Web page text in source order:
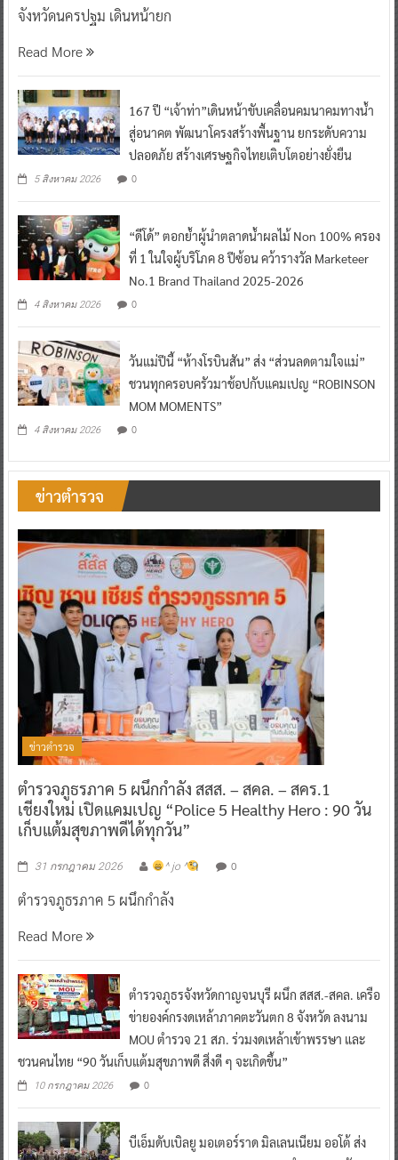
จังหวัดนครปฐม เดินหน้ายก
Read More
167 ปี “เจ้าท่า”เดินหน้าขับเคลื่อนคมนาคมทางน้ำ
สู่อนาคต พัฒนาโครงสร้างพื้นฐาน ยกระดับความ
ปลอดภัย สร้างเศรษฐกิจไทยเติบโตอย่างยั่งยืน
5 สิงหาคม 2026 0
“ดีโด้” ตอกย้ำผู้นำตลาดน้ำผลไม้ Non 100% ครอง
ที่ 1 ในใจผู้บริโภค 8 ปีซ้อน คว้ารางวัล Marketeer
No.1 Brand Thailand 2025-2026
4 สิงหาคม 2026 0
วันแม่ปีนี้ “ห้างโรบินสัน” ส่ง “ส่วนลดตามใจแม่”
ชวนทุกครอบครัวมาช้อปกับแคมเปญ “ROBINSON
MOM MOMENTS”
4 สิงหาคม 2026 0
ข่าวตำรวจ
ข่าวตำรวจ
ตำรวจภูธรภาค 5 ผนึกกำลัง สสส. – สคล. – สคร.1
เชียงใหม่ เปิดแคมเปญ “Police 5 Healthy Hero : 90 วัน
เก็บแต้มสุขภาพดีได้ทุกวัน”
31 กรกฎาคม 2026 ^ jo ^ 0
ตำรวจภูธรภาค 5 ผนึกกำลัง
Read More
ตำรวจภูธรจังหวัดกาญจนบุรี ผนึก สสส.-สคล. เครือ
ข่ายองค์กรงดเหล้าภาคตะวันตก 8 จังหวัด ลงนาม
MOU ตำรวจ 21 สภ. ร่วมงดเหล้าเข้าพรรษา และ
ชวนคนไทย “90 วันเก็บแต้มสุขภาพดี สิ่งดี ๆ จะเกิดขึ้น”
10 กรกฎาคม 2026 0
บีเอ็มดับเบิลยู มอเตอร์ราด มิลเลนเนียม ออโต้ ส่ง